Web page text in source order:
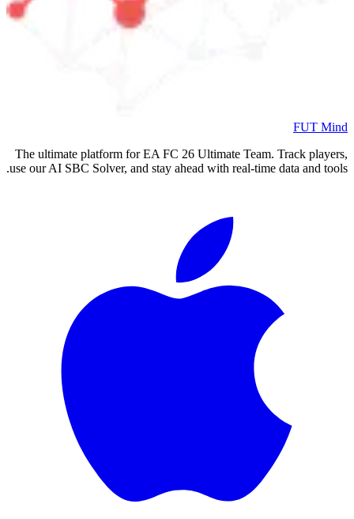
FUT Mind
The ultimate platform for EA FC 26 Ultimate Team. Track players,
use our AI SBC Solver, and stay ahead with real-time data and tools.